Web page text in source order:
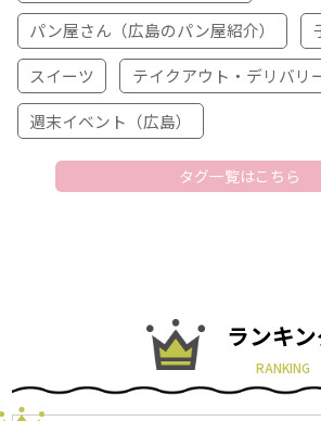
パン屋さん（広島のパン屋紹介）
スイーツ
テイクアウト・デリバリ
週末イベント（広島）
タグ一覧はこちら
ランキ
RANKING